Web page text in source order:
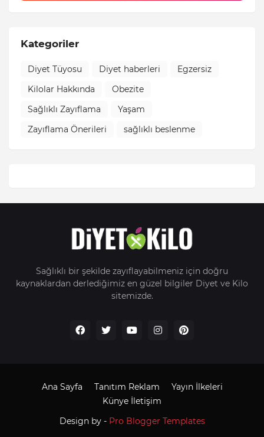
Kategoriler
Diyet Tüyosu Diyet haberleri
Egzersiz
Kilolar Hakkında
Obezite
Sağlıklı Zayıflama
Yaşam
Zayıflama Önerileri
sağlıklı beslenme
Sağlıklı bir şekilde zayıflayabilmeniz için doğru
kaynaklardan derlediğimiz en güzel bilgiler Diyet ve Kilo
sitemizde.
Design by - Pro Blogger Templates
Ana Sayfa Tanıtım Reklam
Yayın İlkeleri
Künye İletişim